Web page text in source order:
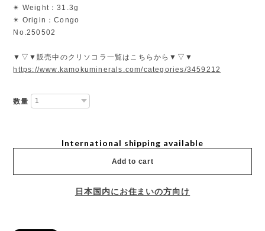
✴︎ Weight：31.3g
✴︎ Origin：Congo
No.250502
▼▽▼販売中のクリソコラ一覧はこちらから▼▽▼
https://www.kamokuminerals.com/categories/3459212
数量
International shipping available
Add to cart
日本国内にお住まいの方向け